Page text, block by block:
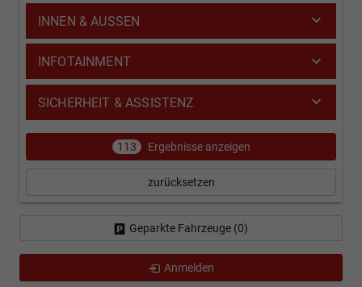
INNEN & AUSSEN
INFOTAINMENT
SICHERHEIT & ASSISTENZ
113 Ergebnisse anzeigen
zurücksetzen
Geparkte Fahrzeuge (0)
Anmelden